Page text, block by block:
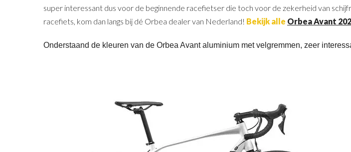
super interessant dus voor de beginnende racefietser die toch voor de zekerheid van
racefiets, kom dan langs bij dé Orbea dealer van Nederland! Bekijk alle Orbea Avant
Onderstaand de kleuren van de Orbea Avant aluminium met velgremmen, zeer